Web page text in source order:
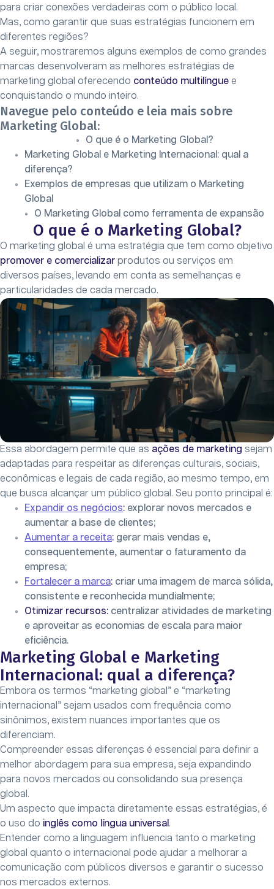
para criar conexões verdadeiras com o público local.
Mas, como garantir que suas estratégias funcionem em
diferentes regiões?
A seguir, mostraremos alguns exemplos de como grandes
marcas desenvolveram as melhores estratégias de
marketing global oferecendo conteúdo multilíngue e
conquistando o mundo inteiro.
Navegue pelo conteúdo e leia mais sobre
Marketing Global:
O que é o Marketing Global?
Marketing Global e Marketing Internacional: qual a
diferença?
Exemplos de empresas que utilizam o Marketing
Global
O Marketing Global como ferramenta de expansão
O que é o Marketing Global?
O marketing global é uma estratégia que tem como objetivo
promover e comercializar produtos ou serviços em
diversos países, levando em conta as semelhanças e
particularidades de cada mercado.
Essa abordagem permite que as ações de marketing sejam
adaptadas para respeitar as diferenças culturais, sociais,
econômicas e legais de cada região, ao mesmo tempo, em
que busca alcançar um público global. Seu ponto principal é:
Expandir os negócios: explorar novos mercados e
aumentar a base de clientes;
Aumentar a receita: gerar mais vendas e,
consequentemente, aumentar o faturamento da
empresa;
Fortalecer a marca: criar uma imagem de marca sólida,
consistente e reconhecida mundialmente;
Otimizar recursos: centralizar atividades de marketing
e aproveitar as economias de escala para maior
eficiência.
Marketing Global e Marketing
Internacional: qual a diferença?
Embora os termos “marketing global” e “marketing
internacional” sejam usados ​​com frequência como
sinônimos, existem nuances importantes que os
diferenciam.
Compreender essas diferenças é essencial para definir a
melhor abordagem para sua empresa, seja expandindo
para novos mercados ou consolidando sua presença
global.
Um aspecto que impacta diretamente essas estratégias, é
o uso do inglês como língua universal .
Entender como a linguagem influencia tanto o marketing
global quanto o internacional pode ajudar a melhorar a
comunicação com públicos diversos e garantir o sucesso
nos mercados externos.